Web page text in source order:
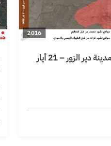
2016
مواقع النفوذ والسيطرة – مدينة دير الزور – 21 أيار